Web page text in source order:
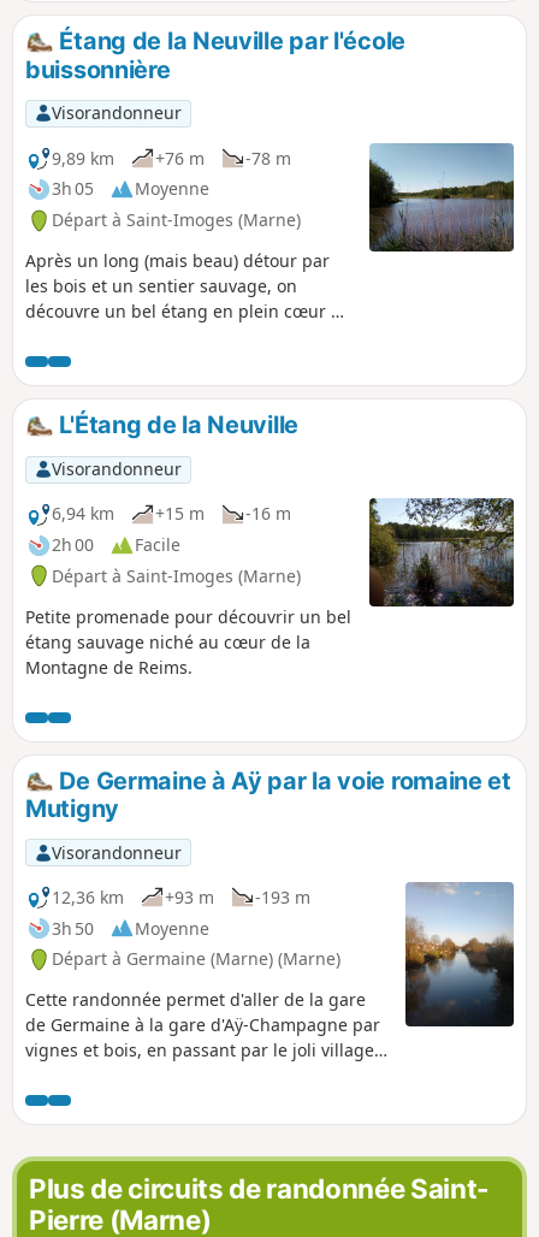
Étang de la Neuville par l'école
buissonnière
Visorandonneur
9,89 km
+76 m
-78 m
3h 05
Moyenne
Départ à Saint-Imoges (Marne)
Après un long (mais beau) détour par
les bois et un sentier sauvage, on
découvre un bel étang en plein cœur de
L'Étang de la Neuville
Visorandonneur
6,94 km
+15 m
-16 m
2h 00
Facile
Départ à Saint-Imoges (Marne)
Petite promenade pour découvrir un bel
étang sauvage niché au cœur de la
Montagne de Reims.
De Germaine à Aÿ par la voie romaine et
Mutigny
Visorandonneur
12,36 km
+93 m
-193 m
3h 50
Moyenne
Départ à Germaine (Marne) (Marne)
Cette randonnée permet d'aller de la gare
de Germaine à la gare d'Aÿ-Champagne par
vignes et bois, en passant par le joli village
joli point de vue sur la vallée depuis
Mutigny. Retour possible par TER, ou par un
autre circuit (voir les informations
pratiques).
Plus de circuits de randonnée Saint-
Pierre (Marne)